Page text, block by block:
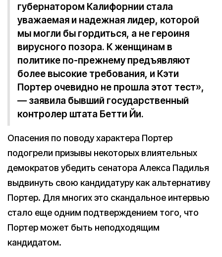
губернатором Калифорнии стала
уважаемая и надежная лидер, которой
мы могли бы гордиться, а не героиня
вирусного позора. К женщинам в
политике по-прежнему предъявляют
более высокие требования, и Кэти
Портер очевидно не прошла этот тест»,
— заявила бывший государственный
контролер штата Бетти Йи.
Опасения по поводу характера Портер
подогрели призывы некоторых влиятельных
демократов убедить сенатора Алекса Падилья
выдвинуть свою кандидатуру как альтернативу
Портер. Для многих это скандальное интервью
стало еще одним подтверждением того, что
Портер может быть неподходящим
кандидатом.